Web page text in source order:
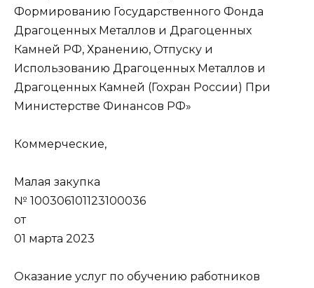
Формированию Государственного Фонда
Драгоценных Металлов и Драгоценных
Камней РФ, Хранению, Отпуску и
Использованию Драгоценных Металлов и
Драгоценных Камней (Гохран России) При
Министерстве Финансов РФ»
Коммерческие,
Малая закупка
№ 100306101123100036
от
01 марта 2023
Оказание услуг по обучению работников